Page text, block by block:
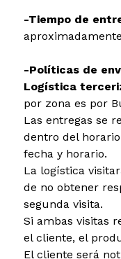
-Tiempo de
-Políticas de
Logística
por zona es por
Las entregas se
dentro del
fecha y horario.
La logística
de no obtener
segunda visita.
Si ambas visitas
el cliente, el
El cliente será